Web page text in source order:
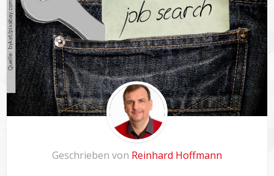
Geschrieben von Reinhard Hoffmann